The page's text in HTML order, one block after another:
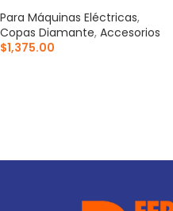
Para Máquinas Eléctricas,
Copas Diamante, Accesorios
$1,375.00